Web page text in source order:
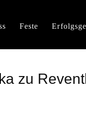
Feste
zu